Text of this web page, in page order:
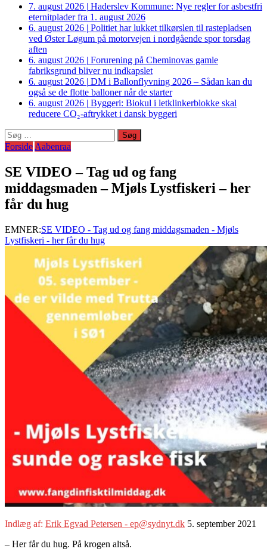
7. august 2026 | Haderslev Kommune: Nye regler for asbestfri
eternitplader fra 1. august 2026
6. august 2026 | Politiet har lukket tilkørslen til rastepladsen
ved Øster Løgum på motorvejen i nordgående spor torsdag
aften
6. august 2026 | Forurening på Cheminovas gamle
fabriksgrund bliver nu indkapslet
6. august 2026 | DM i Ballonflyvning 2026 – Sådan kan du
også se de flotte balloner når de starter
6. august 2026 | Byggeri: Biokul i letklinkerblokke skal
reducere CO₂-aftrykket i dansk byggeri
Søg
efter:
Forside Aabenraa
SE VIDEO – Tag ud og fang
middagsmaden – Mjøls Lystfiskeri – her
får du hug
EMNER:SE VIDEO - Tag ud og fang middagsmaden - Mjøls
Lystfiskeri - her får du hug
Indlæg af: Erik Egvad Petersen - ep@sydnyt.dk 5. september 2021
– Her får du hug. På krogen altså.